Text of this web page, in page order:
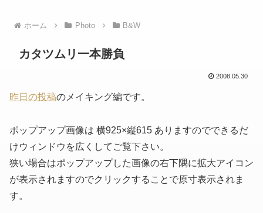
ホーム Photo B&W
カタツムリ一本勝負
2008.05.30
昨日の投稿のメイキング編です。
ポップアップ画像は 横925×縦615 ありますのでできるだ
けウィンドウを広くしてご覧下さい。
狭い場合はポップアップした画像の右下隅に拡大アイコン
が表示されますのでクリックすることで原寸表示されま
す。